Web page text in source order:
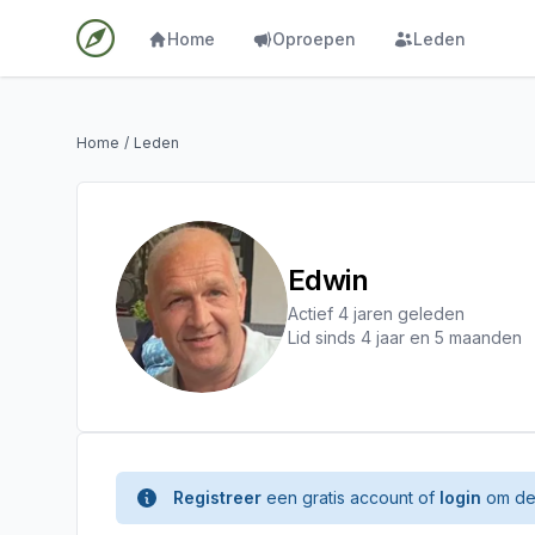
Home Oproepen Leden
Home / Leden
Edwin
Actief 4 jaren geleden
Lid sinds 4 jaar en 5 maanden
Registreer een gratis account of login om